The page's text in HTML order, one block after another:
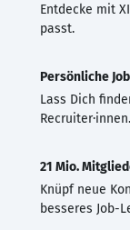
Entdecke mit
passt.
Persönliche
Lass Dich
Recruiter·innen.
21 Mio.
Knüpf neue
besseres Job-